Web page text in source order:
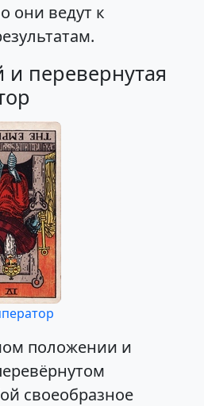
они ведут к
и перевернутая
положении и
своеобразное